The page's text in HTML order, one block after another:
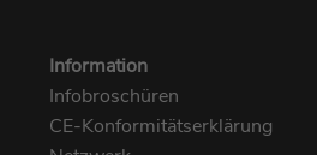
Information
Infobroschüren
CE-Konformitätserklärung